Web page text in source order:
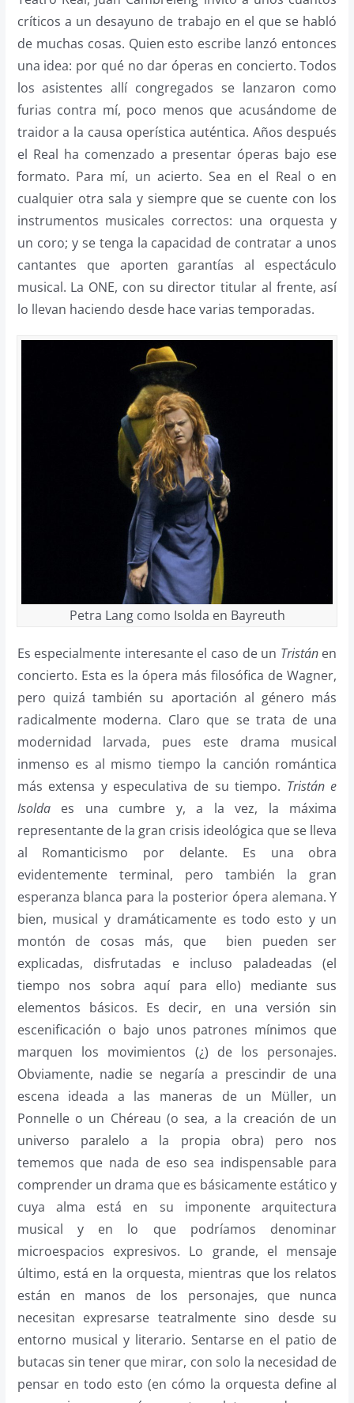
críticos a un desayuno de trabajo en el que se habló
de muchas cosas. Quien esto escribe lanzó entonces
una idea: por qué no dar óperas en concierto. Todos
los asistentes allí congregados se lanzaron como
furias contra mí, poco menos que acusándome de
traidor a la causa operística auténtica. Años después
el Real ha comenzado a presentar óperas bajo ese
formato. Para mí, un acierto. Sea en el Real o en
cualquier otra sala y siempre que se cuente con los
instrumentos musicales correctos: una orquesta y
un coro; y se tenga la capacidad de contratar a unos
cantantes que aporten garantías al espectáculo
musical. La ONE, con su director titular al frente, así
lo llevan haciendo desde hace varias temporadas.
Petra Lang como Isolda en Bayreuth
Es especialmente interesante el caso de un Tristán en
concierto. Esta es la ópera más filosófica de Wagner,
pero quizá también su aportación al género más
radicalmente moderna. Claro que se trata de una
modernidad larvada, pues este drama musical
inmenso es al mismo tiempo la canción romántica
más extensa y especulativa de su tiempo. Tristán e
Isolda es una cumbre y, a la vez, la máxima
representante de la gran crisis ideológica que se lleva
al Romanticismo por delante. Es una obra
evidentemente terminal, pero también la gran
esperanza blanca para la posterior ópera alemana. Y
bien, musical y dramáticamente es todo esto y un
montón de cosas más, que bien pueden ser
explicadas, disfrutadas e incluso paladeadas (el
tiempo nos sobra aquí para ello) mediante sus
elementos básicos. Es decir, en una versión sin
escenificación o bajo unos patrones mínimos que
marquen los movimientos (¿) de los personajes.
Obviamente, nadie se negaría a prescindir de una
escena ideada a las maneras de un Müller, un
Ponnelle o un Chéreau (o sea, a la creación de un
universo paralelo a la propia obra) pero nos
tememos que nada de eso sea indispensable para
comprender un drama que es básicamente estático y
cuya alma está en su imponente arquitectura
musical y en lo que podríamos denominar
microespacios expresivos. Lo grande, el mensaje
último, está en la orquesta, mientras que los relatos
están en manos de los personajes, que nunca
necesitan expresarse teatralmente sino desde su
entorno musical y literario. Sentarse en el patio de
butacas sin tener que mirar, con solo la necesidad de
pensar en todo esto (en cómo la orquesta define al